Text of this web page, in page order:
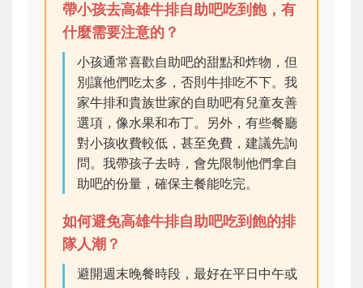
帶小孩去高雄牛排自助吧吃到飽，有
什麼需要注意的？
小孩通常喜歡自助吧的甜點和炸物，但
別讓他們吃太多，否則牛排吃不下。我
家牛排和貴族世家的自助吧有兒童友善
選項，像水果和布丁。另外，有些餐廳
對小孩收費較低，甚至免費，建議先詢
問。我帶孩子去時，會先限制他們拿自
助吧的份量，確保主餐能吃完。
如何避免高雄牛排自助吧吃到飽的排
隊人潮？
避開週末晚餐時段，最好在平日中午或